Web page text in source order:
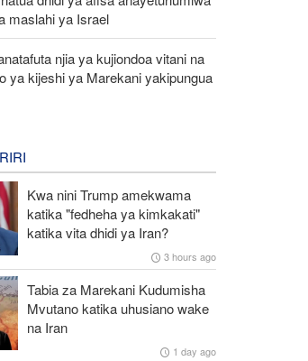
maslahi ya Israel
njia ya kujiondoa vitani na
ya kijeshi ya Marekani yakipungua
Kwa nini Trump amekwama
katika "fedheha ya kimkakati"
katika vita dhidi ya Iran?
3 hours ago
Tabia za Marekani Kudumisha
Mvutano katika uhusiano wake
na Iran
1 day ago